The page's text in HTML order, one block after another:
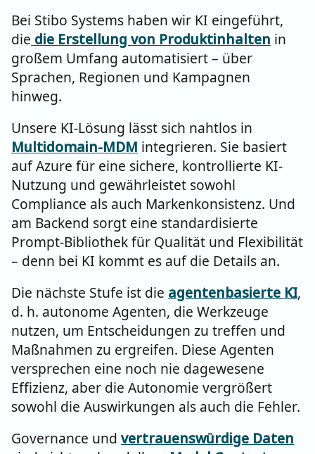
Bei Stibo Systems haben wir KI eingeführt,
die die Erstellung von Produktinhalten in
großem Umfang automatisiert – über
Sprachen, Regionen und Kampagnen
hinweg.
Unsere KI-Lösung lässt sich nahtlos in
Multidomain-MDM integrieren. Sie basiert
auf Azure für eine sichere, kontrollierte KI-
Nutzung und gewährleistet sowohl
Compliance als auch Markenkonsistenz. Und
am Backend sorgt eine standardisierte
Prompt-Bibliothek für Qualität und Flexibilität
– denn bei KI kommt es auf die Details an.
Die nächste Stufe ist die agentenbasierte KI,
d. h. autonome Agenten, die Werkzeuge
nutzen, um Entscheidungen zu treffen und
Maßnahmen zu ergreifen. Diese Agenten
versprechen eine noch nie dagewesene
Effizienz, aber die Autonomie vergrößert
sowohl die Auswirkungen als auch die Fehler.
Governance und vertrauenswürdige Daten